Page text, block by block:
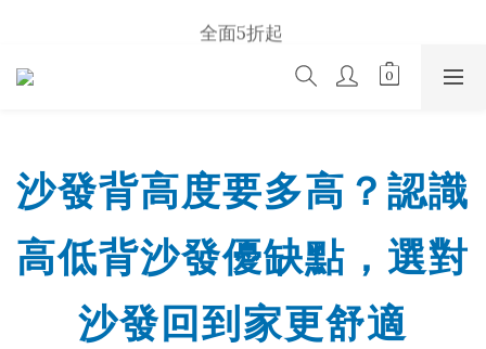
2026  Summer Sale
全面5折起
u p    t o    50 %    s a l e
沙發背高度要多高？認識
高低背沙發優缺點，選對
沙發回到家更舒適